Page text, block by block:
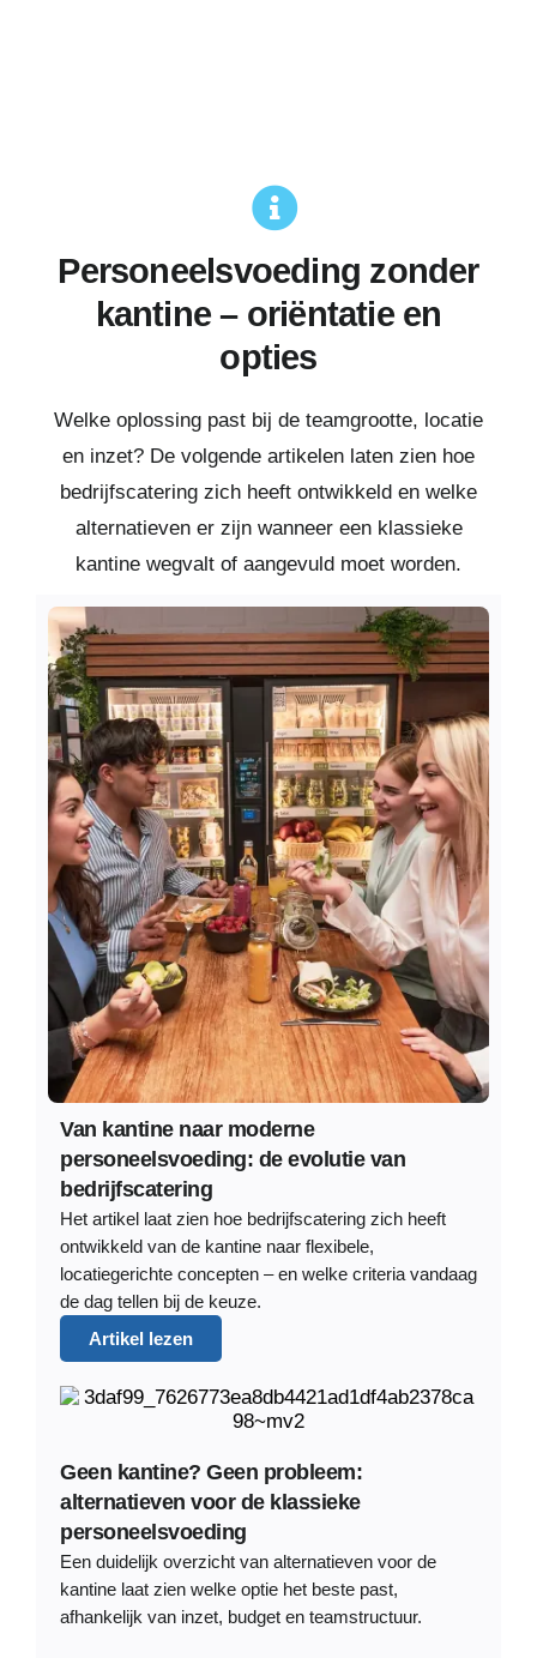
Personeelsvoeding zonder
kantine – oriëntatie en
opties
Welke oplossing past bij de teamgrootte, locatie
en inzet? De volgende artikelen laten zien hoe
bedrijfscatering zich heeft ontwikkeld en welke
alternatieven er zijn wanneer een klassieke
kantine wegvalt of aangevuld moet worden.
Van kantine naar moderne
personeelsvoeding: de evolutie van
bedrijfscatering
Het artikel laat zien hoe bedrijfscatering zich heeft
ontwikkeld van de kantine naar flexibele,
locatiegerichte concepten – en welke criteria vandaag
de dag tellen bij de keuze.
Artikel lezen
Geen kantine? Geen probleem:
alternatieven voor de klassieke
personeelsvoeding
Een duidelijk overzicht van alternatieven voor de
kantine laat zien welke optie het beste past,
afhankelijk van inzet, budget en teamstructuur.